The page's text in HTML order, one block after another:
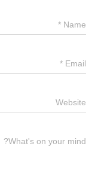
Name
*
Email
*
Website
What's on your mind?